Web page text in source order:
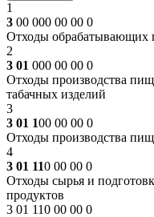
1
3 00 000 00 00 0
Отходы обрабатывающих
2
3 01 000 00 00 0
Отходы производства
табачных изделий
3
3 01 100 00 00 0
Отходы производства
4
3 01 110 00 00 0
Отходы сырья и
продуктов
3 01 110 00 00 0